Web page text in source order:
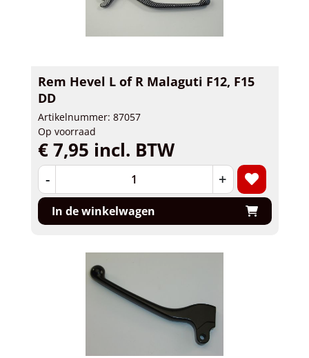
Rem Hevel L of R Malaguti F12, F15
DD
Artikelnummer: 87057
Op voorraad
€ 7,95 incl. BTW
- +
In de winkelwagen